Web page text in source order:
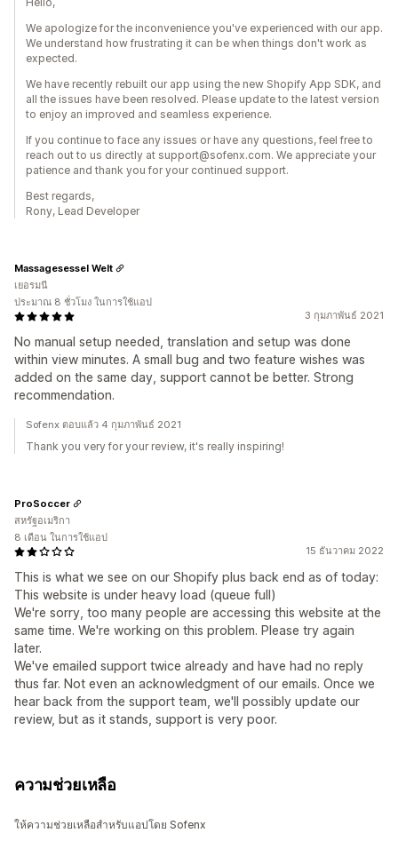
We apologize for the inconvenience you've experienced with our app.
We understand how frustrating it can be when things don't work as
expected.
We have recently rebuilt our app using the new Shopify App SDK, and
all the issues have been resolved. Please update to the latest version
to enjoy an improved and seamless experience.
If you continue to face any issues or have any questions, feel free to
reach out to us directly at support@sofenx.com. We appreciate your
patience and thank you for your continued support.
Best regards,
Rony, Lead Developer
3 กุมภาพันธ์ 2021
No manual setup needed, translation and setup was done
within view minutes. A small bug and two feature wishes was
added on the same day, support cannot be better. Strong
recommendation.
Massagesessel Welt
เยอรมนี
ประมาณ 8 ชั่วโมง ในการใช้แอป
Sofenx ตอบแล้ว 4 กุมภาพันธ์ 2021
Thank you very for your review, it's really inspiring!
15 ธันวาคม 2022
This is what we see on our Shopify plus back end as of today:
This website is under heavy load (queue full)
We're sorry, too many people are accessing this website at the
same time. We're working on this problem. Please try again
later.
We've emailed support twice already and have had no reply
thus far. Not even an acknowledgment of our emails. Once we
hear back from the support team, we'll possibly update our
review, but as it stands, support is very poor.
ProSoccer
สหรัฐอเมริกา
8 เดือน ในการใช้แอป
ความช่วยเหลือ
ให้ความช่วยเหลือสำหรับแอปโดย Sofenx